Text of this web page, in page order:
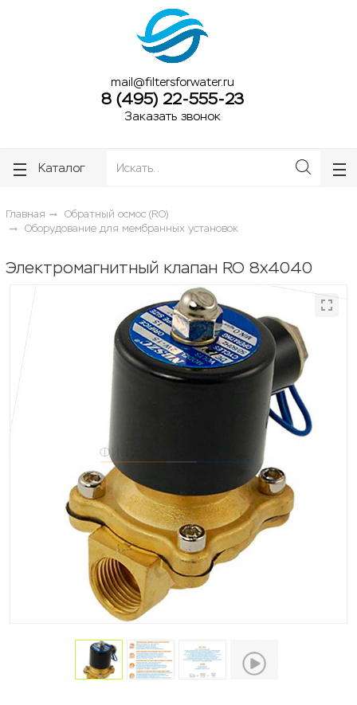
mail@filtersforwater.ru
8 (495) 22-555-23
Заказать звонок
Каталог
Главная
Обратный осмос (RO)
Оборудование для мембранных установок
Электромагнитный клапан RO 8x4040